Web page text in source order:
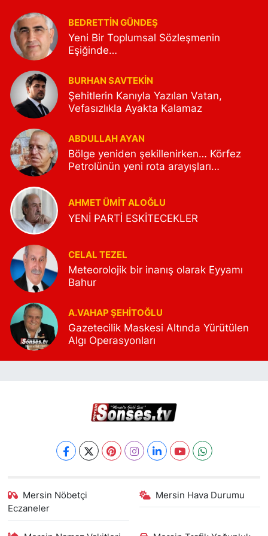
Mutilcemiz.net (Mut – Mersin)
Mutsondakika.net (Mut)
Mutyoremgazetesi.net (Mut) Sonses.tv
BEDRETTIN GÜNDEŞ
Yeni Bir Toplumsal Sözleşmenin
Eşiğinde…
BURHAN SAVTEKİN
Şehitlerin Kanıyla Yazılan Vatan,
Vefasızlıkla Ayakta Kalamaz
ABDULLAH AYAN
Bölge yeniden şekillenirken… Körfez
Petrolünün yeni rota arayışları…
AHMET ÜMIT ALOĞLU
YENİ PARTİ ESKİTECEKLER
CELAL TEZEL
Meteorolojik bir inanış olarak Eyyamı
Bahur
A.VAHAP ŞEHITOĞLU
Gazetecilik Maskesi Altında Yürütülen
Algı Operasyonları
Mersin Nöbetçi
Eczaneler
Mersin Hava Durumu